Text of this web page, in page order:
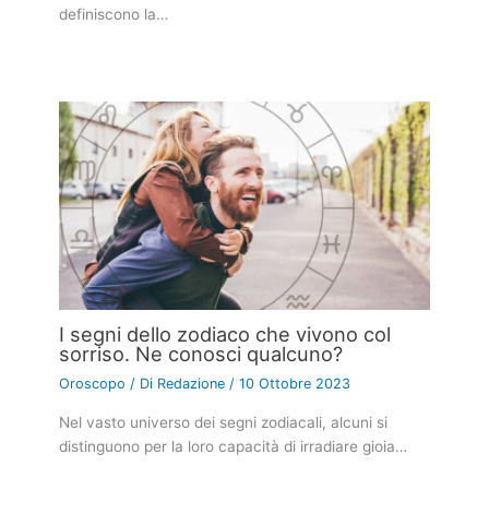
definiscono la…
I segni dello zodiaco che vivono col
sorriso. Ne conosci qualcuno?
Oroscopo / Di Redazione/10 Ottobre 2023
Nel vasto universo dei segni zodiacali, alcuni si
distinguono per la loro capacità di irradiare gioia…